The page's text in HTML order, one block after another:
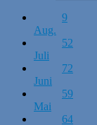
9
Aug.
52
Juli
72
Juni
59
Mai
64